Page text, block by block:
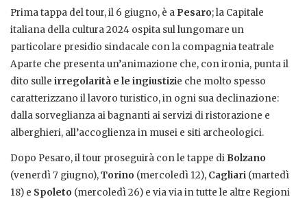
Prima tappa del tour, il 6 giugno, è a Pesaro; la Capitale
italiana della cultura 2024 ospita sul lungomare un
particolare presidio sindacale con la compagnia teatrale
Aparte che presenta un’animazione che, con ironia, punta il
dito sulle irregolarità e le ingiustizie che molto spesso
caratterizzano il lavoro turistico, in ogni sua declinazione:
dalla sorveglianza ai bagnanti ai servizi di ristorazione e
alberghieri, all’accoglienza in musei e siti archeologici.
Dopo Pesaro, il tour proseguirà con le tappe di Bolzano
(venerdì 7 giugno),Torino (mercoledì 12), Cagliari (martedì
18) e Spoleto (mercoledì 26) e via via in tutte le altre Regioni